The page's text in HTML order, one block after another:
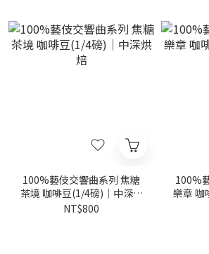
100%藝伎交響曲系列 焦糖
茶境 咖啡豆(1/4磅)｜中深烘
焙
NT$800
100%
樂章 咖